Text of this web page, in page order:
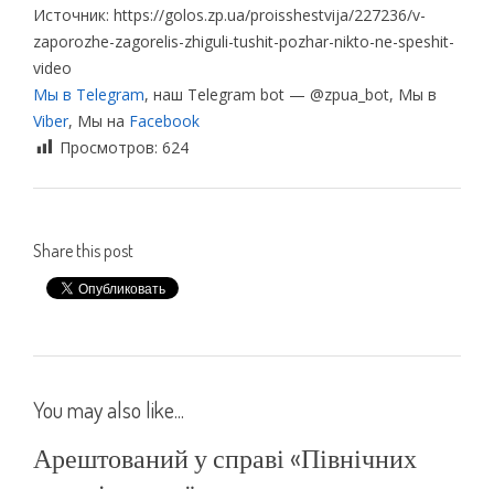
Источник: https://golos.zp.ua/proisshestvija/227236/v-
zaporozhe-zagorelis-zhiguli-tushit-pozhar-nikto-ne-speshit-
video
Мы в Telegram, наш Telegram bot — @zpua_bot, Мы в
Viber, Мы на Facebook
Просмотров: 624
Share this post
You may also like...
Арештований у справі «Північних